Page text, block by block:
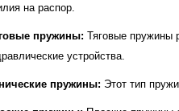
на распор.
пружины: Тяговые пружины
устройства.
пружины: Этот тип